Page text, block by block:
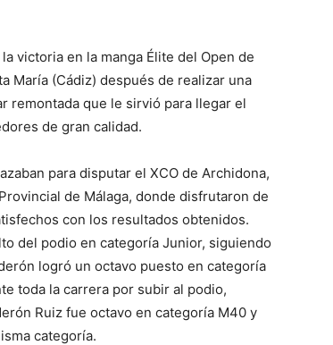
victoria en la manga Élite del Open de
María (Cádiz) después de realizar una
remontada que le sirvió para llegar el
de gran calidad.
para disputar el XCO de Archidona,
de Málaga, donde disfrutaron de
con los resultados obtenidos.
del podio en categoría Junior, siguiendo
logró un octavo puesto en categoría
toda la carrera por subir al podio,
Ruiz fue octavo en categoría M40 y
categoría.